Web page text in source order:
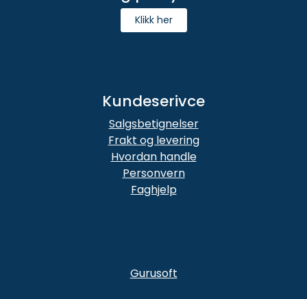
Klikk her
Kundeserivce
Salgsbetignelser
Frakt og levering
Hvordan handle
Personvern
Faghjelp
Gurusoft